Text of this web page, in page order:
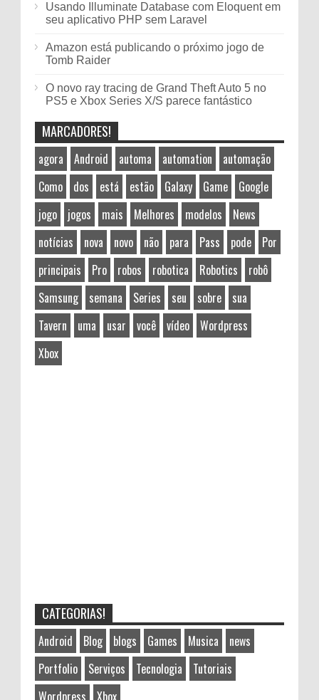
Usando Illuminate Database com Eloquent em
seu aplicativo PHP sem Laravel
Amazon está publicando o próximo jogo de
Tomb Raider
O novo ray tracing de Grand Theft Auto 5 no
PS5 e Xbox Series X/S parece fantástico
MARCADORES!
agora Android automa automation
automação
Como
dos está estão Galaxy Game
Google
jogo
jogos mais Melhores modelos
News
notícias
nova novo não para Pass pode
Por
principais
Pro robos robotica Robotics
robô
Samsung
semana Series seu sobre
sua
Tavern
uma usar você vídeo
Wordpress
Xbox
CATEGORIAS!
Android Blog blogs Games Musica
news
Portfolio
Serviços Tecnologia
Tutoriais